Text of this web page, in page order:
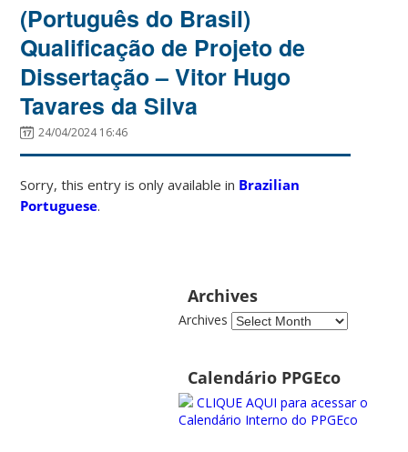
(Português do Brasil)
Qualificação de Projeto de
Dissertação – Vitor Hugo
Tavares da Silva
24/04/2024 16:46
Sorry, this entry is only available in Brazilian
Portuguese.
Archives
Archives
Calendário PPGEco
CLIQUE AQUI para acessar o
Calendário Interno do PPGEco